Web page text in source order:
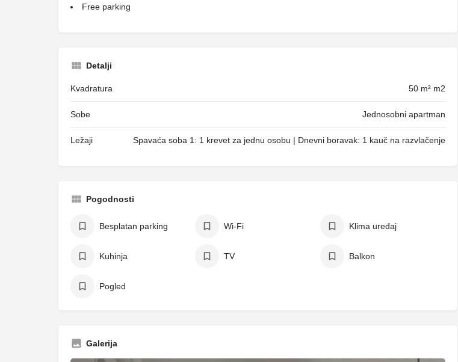
Free parking
Detalji
Kvadratura 50 m² m2
Sobe Jednosobni apartman
Ležaji Spavaća soba 1: 1 krevet za jednu osobu | Dnevni boravak: 1 kauč na razvlačenje
Pogodnosti
Besplatan parking Wi-Fi Klima uređaj
Kuhinja TV Balkon
Pogled
Galerija